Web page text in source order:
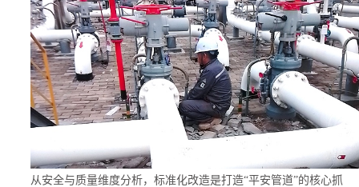
从安全与质量维度分析，标准化改造是打造“平安管道”的核心抓